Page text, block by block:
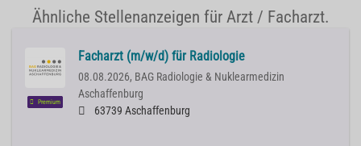
Ähnliche Stellenanzeigen für Arzt / Facharzt.
Premium
Facharzt (m/w/d) für Radiologie
08.08.2026, BAG Radiologie & Nuklearmedizin
Aschaffenburg
63739 Aschaffenburg